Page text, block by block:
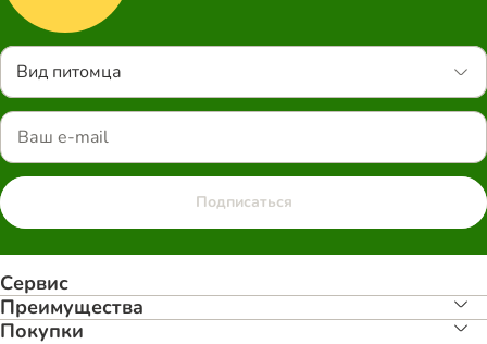
Вид питомца
Подписаться
Сервис
Преимуществa
Покупки